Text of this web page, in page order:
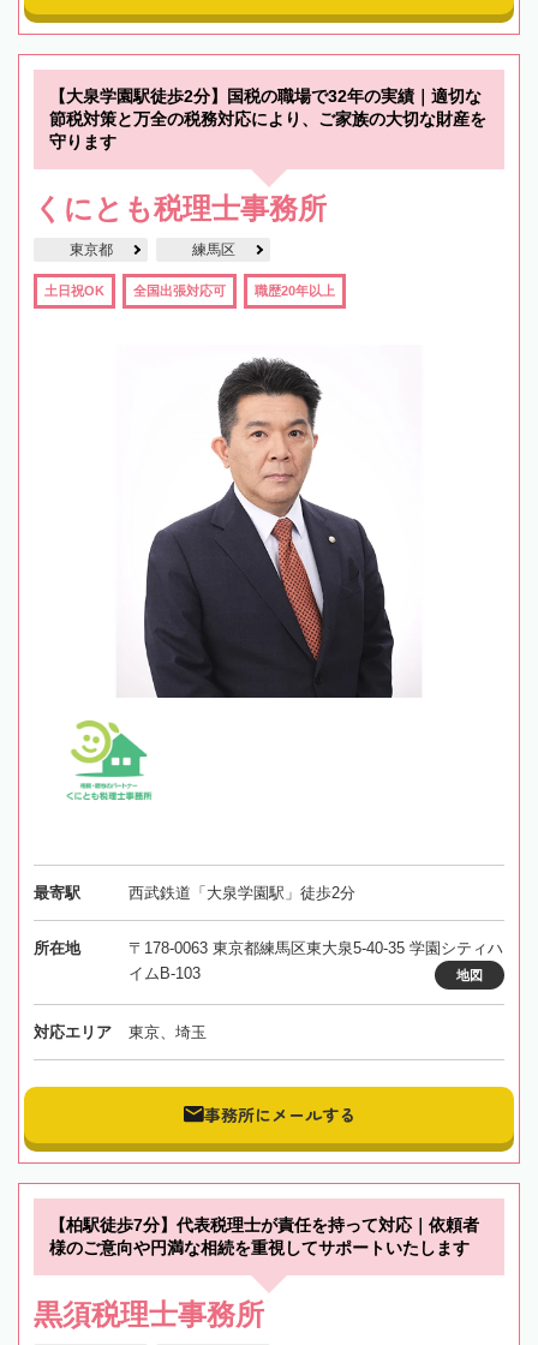
【大泉学園駅徒歩2分】国税の職場で32年の実績｜適切な
節税対策と万全の税務対応により、ご家族の大切な財産を
守ります
くにとも税理士事務所
東京都 練馬区
土日祝OK 全国出張対応可 職歴20年以上
最寄駅 西武鉄道「大泉学園駅」徒歩2分
所在地
〒178-0063 東京都練馬区東大泉5-40-35 学園シティハ
イムB-103
地図
対応エリア 東京、埼玉
事務所にメールする
【柏駅徒歩7分】代表税理士が責任を持って対応｜依頼者
様のご意向や円満な相続を重視してサポートいたします
黒須税理士事務所